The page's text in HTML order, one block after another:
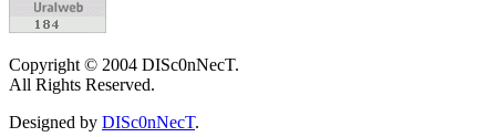
Copyright © 2004 DISc0nNecT.
All Rights Reserved.
Designed by DISc0nNecT.